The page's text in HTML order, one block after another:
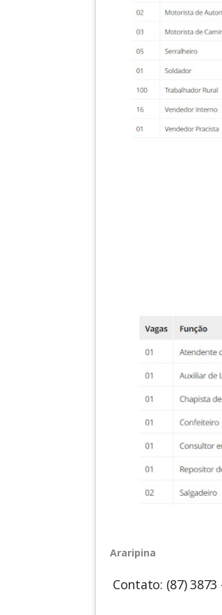
Araripina
Contato: (87) 3873